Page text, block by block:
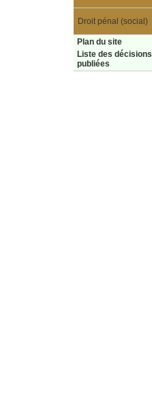
Droit pénal (social)
Plan du site
Liste des décisions
publiées